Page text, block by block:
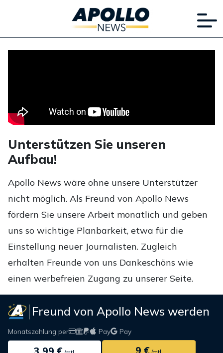
Unterstützen Sie unseren
Aufbau!
Apollo News wäre ohne unsere Unterstützer
nicht möglich. Als Freund von Apollo News
fördern Sie unsere Arbeit monatlich und geben
uns so wichtige Planbarkeit, etwa für die
Einstellung neuer Journalisten. Zugleich
erhalten Freunde von uns Dankeschöns wie
einen werbefreien Zugang zu unserer Seite.
Freund von Apollo News werden
Monatszahlung per Pay Pay
9 €